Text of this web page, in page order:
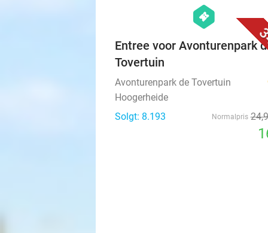
hexagon
events
Entree voor Avonturenpark
Tovertuin
Avonturenpark de Tovertuin
Hoogerheide
Solgt: 8.193
Normalpris 24